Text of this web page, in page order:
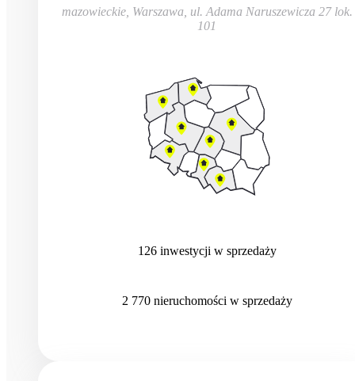
mazowieckie, Warszawa, ul. Adama Naruszewicza 27 lok.
101
126 inwestycji w sprzedaży
2 770 nieruchomości w sprzedaży